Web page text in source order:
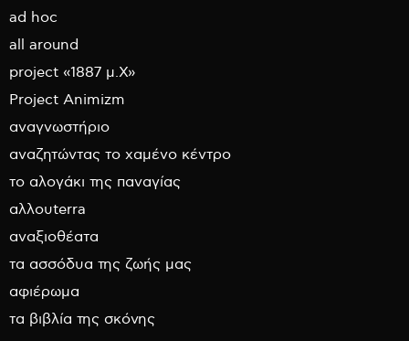
ad hoc
all around
project «1887 μ.Χ»
Project Animizm
αναγνωστήριο
αναζητώντας το χαμένο κέντρο
το αλογάκι της παναγίας
αλλουterra
αναξιοθέατα
τα ασσόδυα της ζωής μας
αφιέρωμα
τα βιβλία της σκόνης